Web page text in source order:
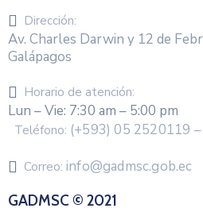
Dirección:
Av. Charles Darwin y 12 de
Galápagos
Horario de atención:
Lun – Vie: 7:30 am – 5:00 pm
Teléfono: (+593) 05 2520119
Correo: info@gadmsc.gob.ec
GADMSC © 2021